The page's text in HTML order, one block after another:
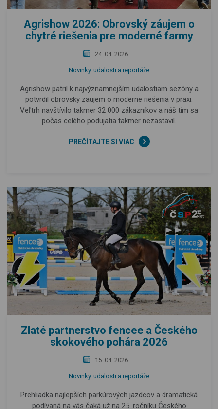
Agrishow 2026: Obrovský záujem o
chytré riešenia pre moderné farmy
24. 04. 2026
Novinky, udalosti a reportáže
Agrishow patril k najvýznamnejším udalostiam sezóny a
potvrdil obrovský záujem o moderné riešenia v praxi.
Veľtrh navštívilo takmer 32 000 zákazníkov a náš tím sa
počas celého podujatia takmer nezastavil.
PREČÍTAJTE SI VIAC
Zlaté partnerstvo fencee a Českého
skokového pohára 2026
15. 04. 2026
Novinky, udalosti a reportáže
Prehliadka najlepších parkúrových jazdcov a dramatická
podívaná na vás čaká už na 25. ročníku Českého